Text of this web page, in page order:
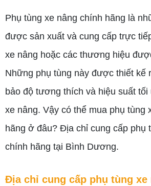
Phụ tùng xe nâng chính hãng là
được sản xuất và cung cấp trực
xe nâng hoặc các thương hiệu
Những phụ tùng này được thiết kế
bảo độ tương thích và hiệu suất
xe nâng. Vậy có thể mua phụ tùng
hãng ở đâu? Địa chỉ cung cấp phụ
chính hãng tại Bình Dương.
Địa chỉ cung cấp phụ tùng xe